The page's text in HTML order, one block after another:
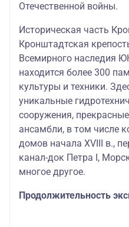
Отечественной войны.
Историческая часть
Кронштадтская
Всемирного наследия
находится более 300
культуры и техники.
уникальные
сооружения,
ансамбли, в том числе
домов начала XVIII в.,
канал-док Петра I,
многое другое.
Продолжительность